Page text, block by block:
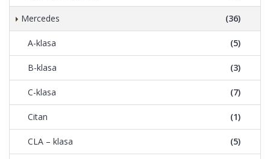
Mercedes (36)
A-klasa (5)
B-klasa (3)
C-klasa (7)
Citan (1)
CLA – klasa (5)